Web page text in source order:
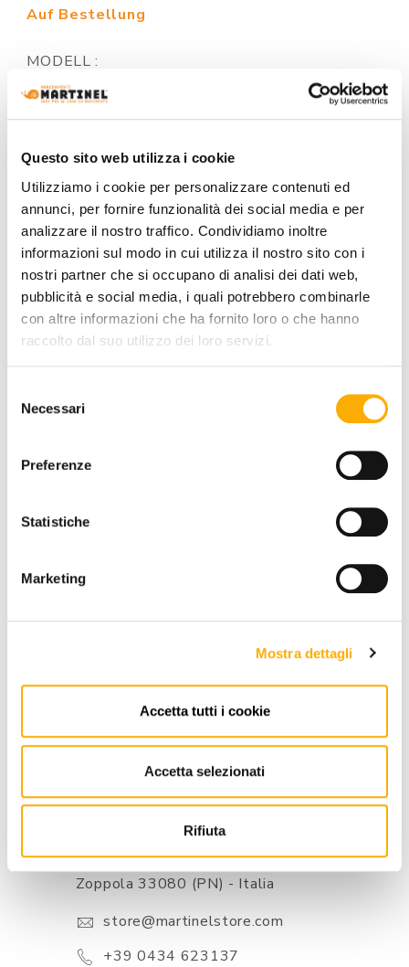
Questo sito web utilizza i cookie
Utilizziamo i cookie per personalizzare contenuti ed
annunci, per fornire funzionalità dei social media e per
analizzare il nostro traffico. Condividiamo inoltre
informazioni sul modo in cui utilizza il nostro sito con i
nostri partner che si occupano di analisi dei dati web,
pubblicità e social media, i quali potrebbero combinarle
con altre informazioni che ha fornito loro o che hanno
raccolto dal suo utilizzo dei loro servizi.
delNecessari
Preferenze
Statistiche
Marketing
Mostra dettagli
Accetta tutti i cookie
Accetta selezionati
Rifiuta
Auf Bestellung
MODELL :
STRUKTUR AUSFÜHRUNG:
Via Pordenone, 1 - Poincicco Di
Zoppola 33080 (PN) - Italia
store@martinelstore.com
+39 0434 623137